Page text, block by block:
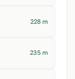
228 m
235 m